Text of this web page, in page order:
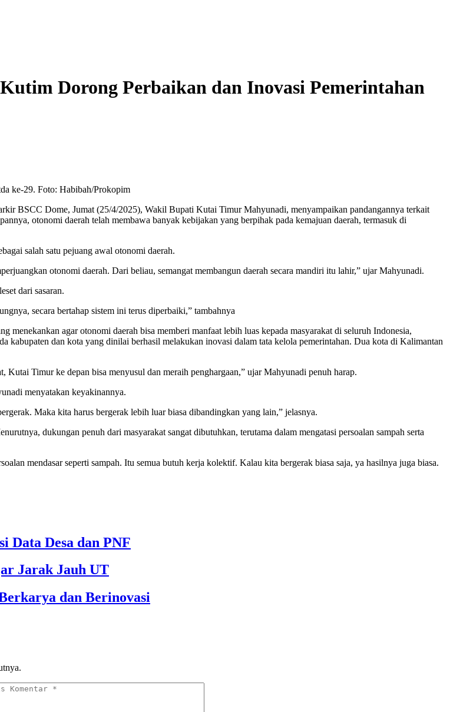
Dorong Perbaikan dan Inovasi Pemerintahan
ke-29. Foto: Habibah/Prokopim
BSCC Dome, Jumat (25/4/2025), Wakil Bupati Kutai Timur Mahyunadi, menyampaikan pandangannya terkait
otonomi daerah telah membawa banyak kebijakan yang berpihak pada kemajuan daerah, termasuk di
salah satu pejuang awal otonomi daerah.
otonomi daerah. Dari beliau, semangat membangun daerah secara mandiri itu lahir,” ujar Mahyunadi.
dari sasaran.
secara bertahap sistem ini terus diperbaiki,” tambahnya
agar otonomi daerah bisa memberi manfaat lebih luas kepada masyarakat di seluruh Indonesia,
kabupaten dan kota yang dinilai berhasil melakukan inovasi dalam tata kelola pemerintahan. Dua kota di Kalimantan
Timur ke depan bisa menyusul dan meraih penghargaan,” ujar Mahyunadi penuh harap.
menyatakan keyakinannya.
Maka kita harus bergerak lebih luar biasa dibandingkan yang lain,” jelasnya.
dukungan penuh dari masyarakat sangat dibutuhkan, terutama dalam mengatasi persoalan sampah serta
mendasar seperti sampah. Itu semua butuh kerja kolektif. Kalau kita bergerak biasa saja, ya hasilnya juga biasa.
Data Desa dan PNF
Jarak Jauh UT
dan Berinovasi